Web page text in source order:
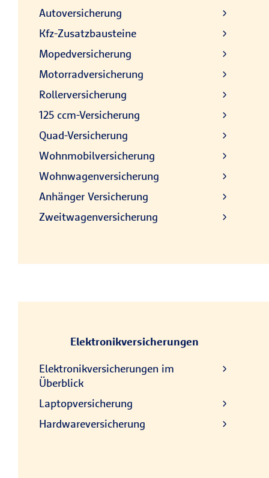
Autoversicherung
Kfz-Zusatzbausteine
Mopedversicherung
Motorradversicherung
Rollerversicherung
125 ccm-Versicherung
Quad-Versicherung
Wohnmobilversicherung
Wohnwagenversicherung
Anhänger Versicherung
Zweitwagenversicherung
Elektronikversicherungen
Elektronikversicherungen im
Überblick
Laptopversicherung
Hardwareversicherung